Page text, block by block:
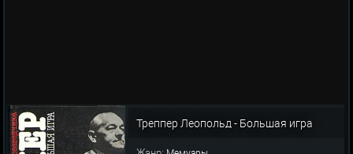
Треппер Леопольд - Большая игра